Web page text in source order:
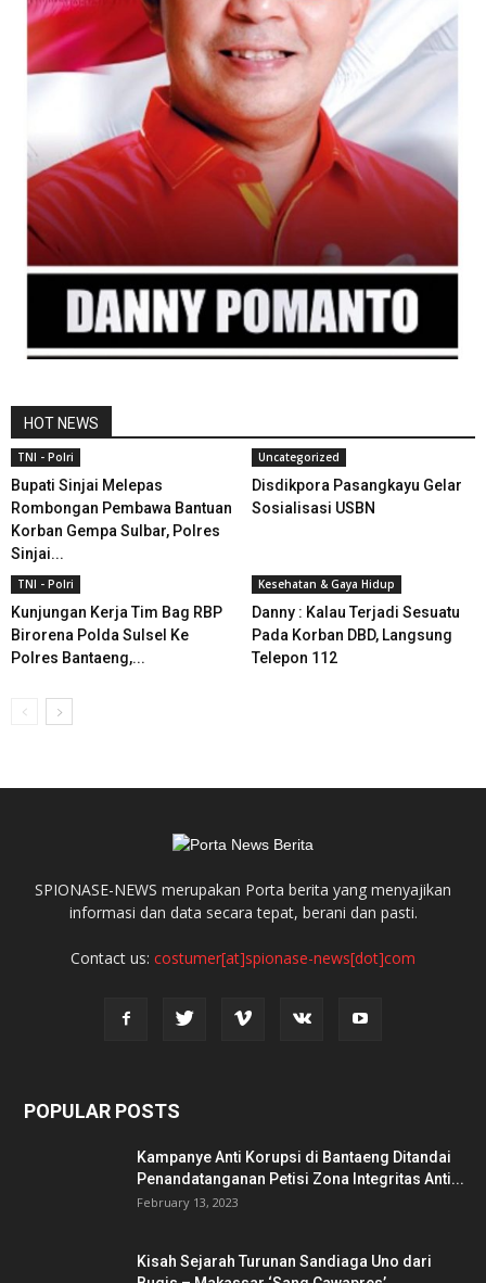
HOT NEWS
TNI - Polri
Bupati Sinjai Melepas
Rombongan Pembawa Bantuan
Korban Gempa Sulbar, Polres
Sinjai...
Uncategorized
Disdikpora Pasangkayu Gelar
Sosialisasi USBN
TNI - Polri
Kunjungan Kerja Tim Bag RBP
Birorena Polda Sulsel Ke
Polres Bantaeng,...
Kesehatan & Gaya Hidup
Danny : Kalau Terjadi Sesuatu
Pada Korban DBD, Langsung
Telepon 112
SPIONASE-NEWS merupakan Porta berita yang menyajikan
informasi dan data secara tepat, berani dan pasti.
Contact us: costumer[at]spionase-news[dot]com
POPULAR POSTS
Kampanye Anti Korupsi di Bantaeng Ditandai
Penandatanganan Petisi Zona Integritas Anti...
February 13, 2023
Kisah Sejarah Turunan Sandiaga Uno dari